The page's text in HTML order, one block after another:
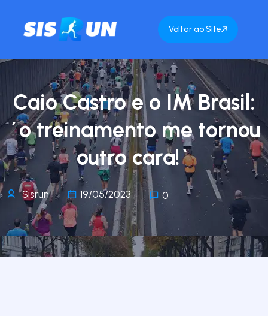
Voltar ao Site
Caio Castro e o IM Brasil:
´o treinamento me tornou
outro cara!`
Sisrun 19/05/2023 0